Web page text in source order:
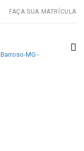
FAÇA SUA MATRÍCULA